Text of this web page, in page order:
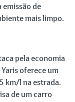
de
mais limpo.
pela economia
oferece um
km/l na estrada.
de um carro